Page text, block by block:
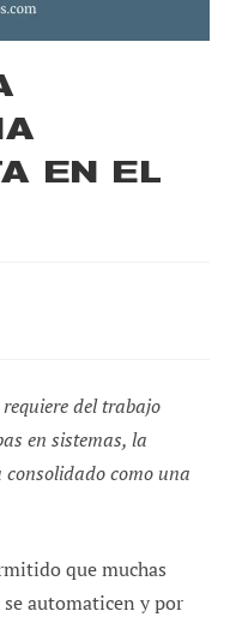
EN EL
del trabajo
en sistemas, la
como una
que muchas
automaticen y por